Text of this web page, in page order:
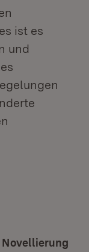
ist es
und